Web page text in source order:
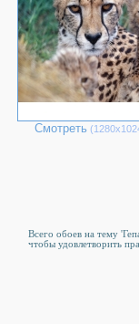
Смотреть
Всего обоев на тему
чтобы удовлетворить